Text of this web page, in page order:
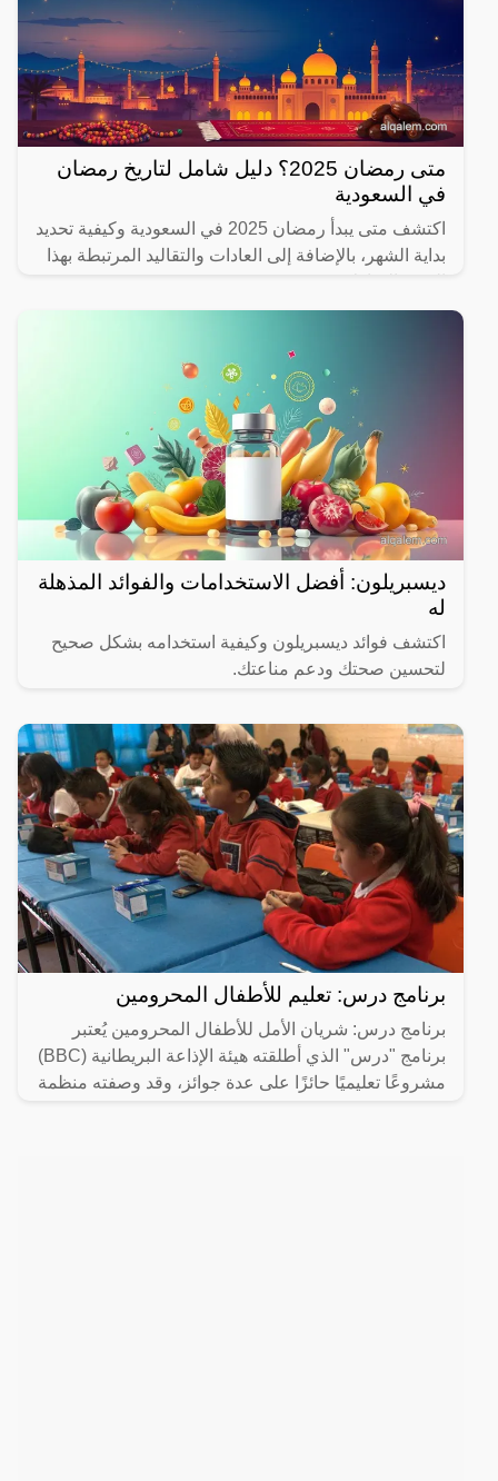
متى رمضان 2025؟ دليل شامل لتاريخ رمضان
في السعودية
اكتشف متى يبدأ رمضان 2025 في السعودية وكيفية تحديد
بداية الشهر، بالإضافة إلى العادات والتقاليد المرتبطة بهذا
ديسبريلون: أفضل الاستخدامات والفوائد المذهلة
له
اكتشف فوائد ديسبريلون وكيفية استخدامه بشكل صحيح
لتحسين صحتك ودعم مناعتك.
برنامج درس: تعليم للأطفال المحرومين
برنامج درس: شريان الأمل للأطفال المحرومين يُعتبر
برنامج "درس" الذي أطلقته هيئة الإذاعة البريطانية (BBC)
مشروعًا تعليميًا حائزًا على عدة جوائز، وقد وصفته منظمة